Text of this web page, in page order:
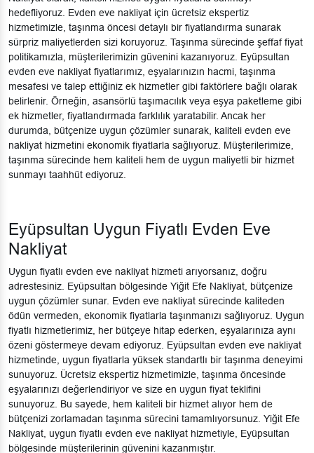
hedefliyoruz. Evden eve nakliyat için ücretsiz ekspertiz
hizmetimizle, taşınma öncesi detaylı bir fiyatlandırma sunarak
sürpriz maliyetlerden sizi koruyoruz. Taşınma sürecinde şeffaf fiyat
politikamızla, müşterilerimizin güvenini kazanıyoruz. Eyüpsultan
evden eve nakliyat fiyatlarımız, eşyalarınızın hacmi, taşınma
mesafesi ve talep ettiğiniz ek hizmetler gibi faktörlere bağlı olarak
belirlenir. Örneğin, asansörlü taşımacılık veya eşya paketleme gibi
ek hizmetler, fiyatlandırmada farklılık yaratabilir. Ancak her
durumda, bütçenize uygun çözümler sunarak, kaliteli evden eve
nakliyat hizmetini ekonomik fiyatlarla sağlıyoruz. Müşterilerimize,
taşınma sürecinde hem kaliteli hem de uygun maliyetli bir hizmet
sunmayı taahhüt ediyoruz.
Eyüpsultan Uygun Fiyatlı Evden Eve
Nakliyat
Uygun fiyatlı evden eve nakliyat hizmeti arıyorsanız, doğru
adrestesiniz. Eyüpsultan bölgesinde Yiğit Efe Nakliyat, bütçenize
uygun çözümler sunar. Evden eve nakliyat sürecinde kaliteden
ödün vermeden, ekonomik fiyatlarla taşınmanızı sağlıyoruz. Uygun
fiyatlı hizmetlerimiz, her bütçeye hitap ederken, eşyalarınıza aynı
özeni göstermeye devam ediyoruz. Eyüpsultan evden eve nakliyat
hizmetinde, uygun fiyatlarla yüksek standartlı bir taşınma deneyimi
sunuyoruz. Ücretsiz ekspertiz hizmetimizle, taşınma öncesinde
eşyalarınızı değerlendiriyor ve size en uygun fiyat teklifini
sunuyoruz. Bu sayede, hem kaliteli bir hizmet alıyor hem de
bütçenizi zorlamadan taşınma sürecini tamamlıyorsunuz. Yiğit Efe
Nakliyat, uygun fiyatlı evden eve nakliyat hizmetiyle, Eyüpsultan
bölgesinde müşterilerinin güvenini kazanmıştır.